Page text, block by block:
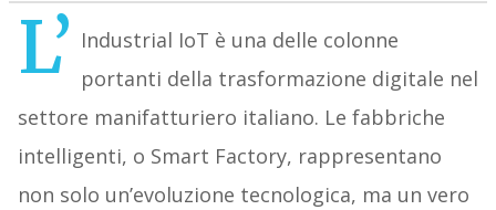
L’ Industrial IoT è una delle colonne
portanti della trasformazione digitale nel
settore manifatturiero italiano. Le fabbriche
intelligenti, o Smart Factory, rappresentano
non solo un’evoluzione tecnologica, ma un vero